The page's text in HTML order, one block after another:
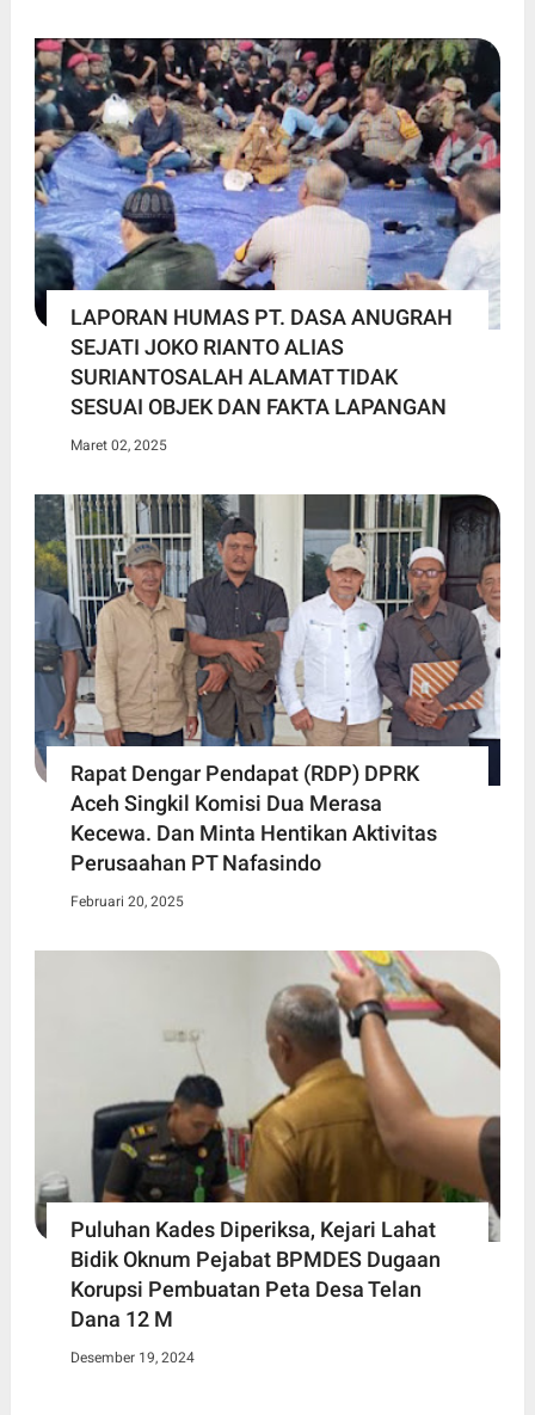
LAPORAN HUMAS PT. DASA ANUGRAH
SEJATI JOKO RIANTO ALIAS
SURIANTOSALAH ALAMAT TIDAK
SESUAI OBJEK DAN FAKTA LAPANGAN
Maret 02, 2025
Rapat Dengar Pendapat (RDP) DPRK
Aceh Singkil Komisi Dua Merasa
Kecewa. Dan Minta Hentikan Aktivitas
Perusaahan PT Nafasindo
Februari 20, 2025
Puluhan Kades Diperiksa, Kejari Lahat
Bidik Oknum Pejabat BPMDES Dugaan
Korupsi Pembuatan Peta Desa Telan
Dana 12 M
Desember 19, 2024